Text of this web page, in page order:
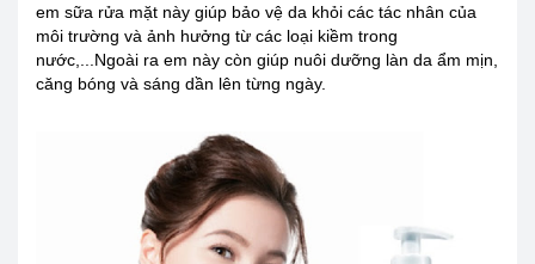
em sữa rửa mặt này giúp bảo vệ da khỏi các tác nhân của
môi trường và ảnh hưởng từ các loại kiềm trong
nước,...Ngoài ra em này còn giúp nuôi dưỡng làn da ẩm mịn,
căng bóng và sáng dần lên từng ngày.